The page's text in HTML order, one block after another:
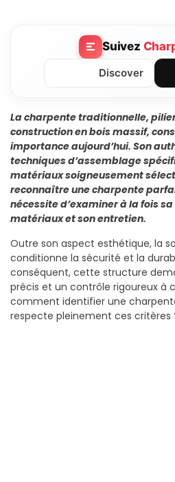
Suivez
Discover
La charpente traditionnelle,
construction en bois massif,
importance aujourd’hui. Son
techniques d’assemblage
matériaux soigneusement
reconnaître une charpente
nécessite d’examiner à la fois
matériaux et son entretien.
Outre son aspect esthétique, la
conditionne la sécurité et la
conséquent, cette structure
précis et un contrôle rigoureux à
comment identifier une
respecte pleinement ces critères